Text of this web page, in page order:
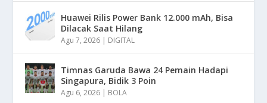
Huawei Rilis Power Bank 12.000 mAh, Bisa
Dilacak Saat Hilang
Agu 7, 2026 DIGITAL
Timnas Garuda Bawa 24 Pemain Hadapi
Singapura, Bidik 3 Poin
Agu 6, 2026 BOLA